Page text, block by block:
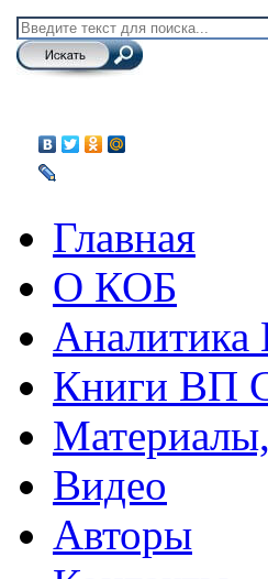
Главная
О КОБ
Книги ВП
Видео
Авторы